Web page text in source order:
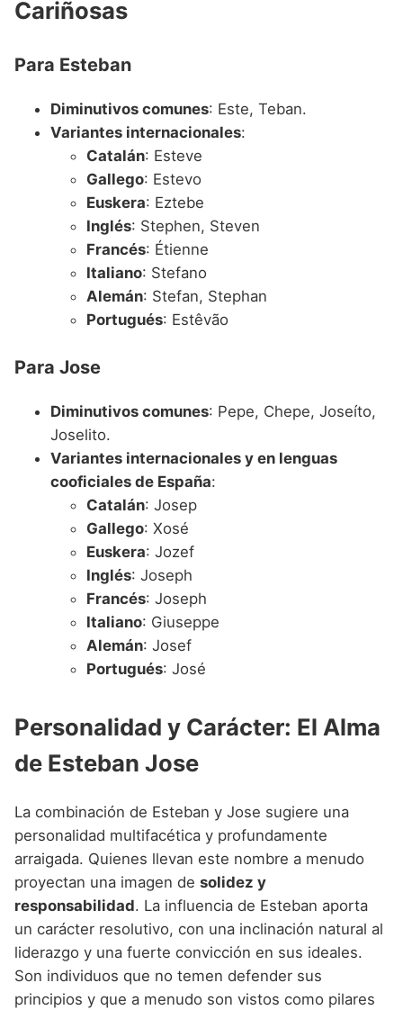
Cariñosas
Para Esteban
Diminutivos comunes: Este, Teban.
Variantes internacionales:
Catalán: Esteve
Gallego: Estevo
Euskera: Eztebe
Inglés: Stephen, Steven
Francés: Étienne
Italiano: Stefano
Alemán: Stefan, Stephan
Portugués: Estêvão
Para Jose
Diminutivos comunes: Pepe, Chepe, Joseíto,
Joselito.
Variantes internacionales y en lenguas
cooficiales de España:
Catalán: Josep
Gallego: Xosé
Euskera: Jozef
Inglés: Joseph
Francés: Joseph
Italiano: Giuseppe
Alemán: Josef
Portugués: José
Personalidad y Carácter: El Alma
de Esteban Jose
La combinación de Esteban y Jose sugiere una
personalidad multifacética y profundamente
arraigada. Quienes llevan este nombre a menudo
proyectan una imagen de solidez y
responsabilidad. La influencia de Esteban aporta
un carácter resolutivo, con una inclinación natural al
liderazgo y una fuerte convicción en sus ideales.
Son individuos que no temen defender sus
principios y que a menudo son vistos como pilares